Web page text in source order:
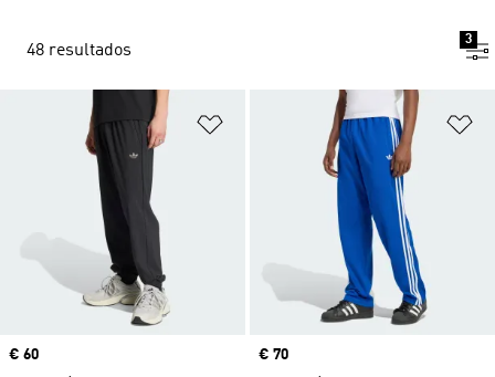
48 resultados
3
Añadir a la lista de deseos
Precio
€ 60
Precio
€ 70